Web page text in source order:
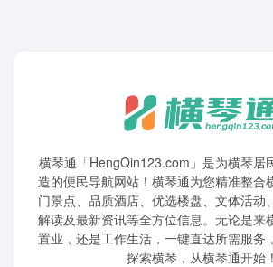
横琴通「HengQin123.com」是为横琴居
造的便民导航网站！横琴通为您精准整合
门景点、品质酒店、优选楼盘、文体活动
解读及最新资讯等全方位信息。无论是来
置业，还是工作生活，一键直达所需服
探索横琴，从横琴通开始！